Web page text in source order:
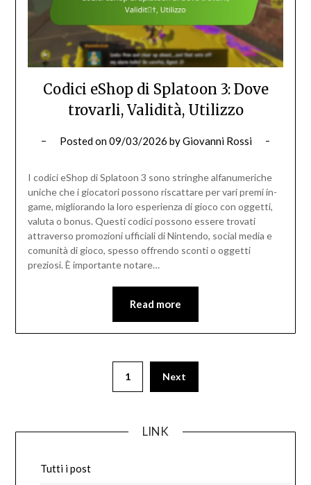
Codici eShop di Splatoon 3: Dove
trovarli, Validità, Utilizzo
Posted on09/03/2026 byGiovanni Rossi
I codici eShop di Splatoon 3 sono stringhe alfanumeriche
uniche che i giocatori possono riscattare per vari premi in-
game, migliorando la loro esperienza di gioco con oggetti,
valuta o bonus. Questi codici possono essere trovati
attraverso promozioni ufficiali di Nintendo, social media e
comunità di gioco, spesso offrendo sconti o oggetti
preziosi. È importante notare…
Read more
1 Next
LINK
Tutti i post